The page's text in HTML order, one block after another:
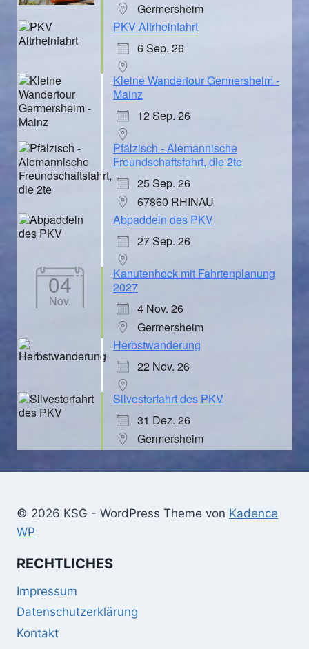
Germersheim
PKV Altrheinfahrt
6 Sep. 26
Kleine Wandertour Germersheim -
Mainz
12 Sep. 26
Pfälzisch - Alemannische
Freundschaftsfahrt, die 2te
25 Sep. 26
67860 RHINAU
Abpaddeln des PKV
27 Sep. 26
04
Nov.
Kanutenhock mit Fahrtenplanung
2027
4 Nov. 26
Germersheim
Herbstwanderung
22 Nov. 26
Silvesterfahrt des PKV
31 Dez. 26
Germersheim
© 2026 KSG - WordPress Theme von Kadence
WP
RECHTLICHES
Impressum
Datenschutzerklärung
Kontakt